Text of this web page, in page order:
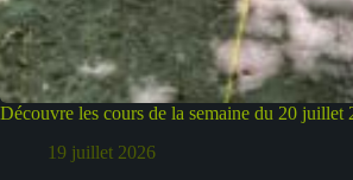
Découvre les cours de la semaine du 20 juillet
19 juillet 2026